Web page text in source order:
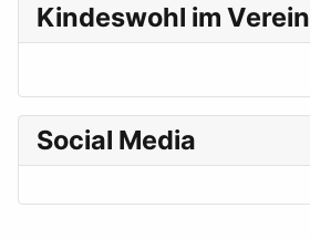
Kindeswohl im Verein
Social Media